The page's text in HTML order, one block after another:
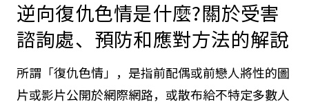
逆向復仇色情是什麼?關於受害
諮詢處、預防和應對方法的解說
所謂「復仇色情」，是指前配偶或前戀人將性的圖
片或影片公開於網際網路，或散布給不特定多數人